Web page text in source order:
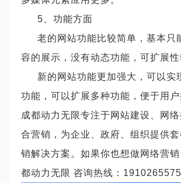
5、功能方面
老的网站功能比较简单，基本只
容的展示，没有动态功能，可扩展性
新的网站功能更加强大，可以实
功能，可以扩展多种功能，便于用户
成都动力无限专注于网站建设、网
合营销，为企业、政府、组织提供
销解决方案。如果你也想做网络营
都动力无限 咨询热线：